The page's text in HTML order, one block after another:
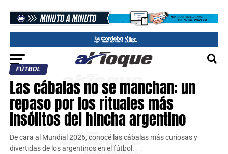
FÚTBOL
Las cábalas no se manchan: un
repaso por los rituales más
insólitos del hincha argentino
De cara al Mundial 2026, conocé las cábalas más curiosas y
divertidas de los argentinos en el fútbol.